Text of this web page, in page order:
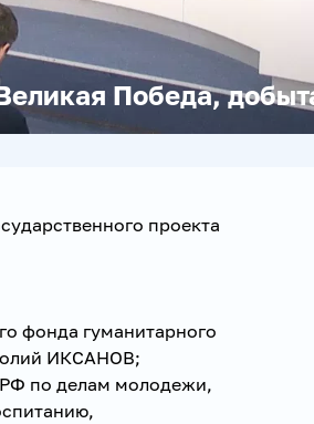
Победа,
проекта
фонда гуманитарного
ИКСАНОВ;
по делам молодежи,